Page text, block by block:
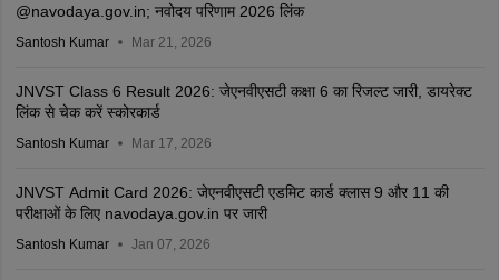
@navodaya.gov.in; नवोदय परिणाम 2026 लिंक
Santosh Kumar Mar 21, 2026
JNVST Class 6 Result 2026: जेएनवीएसटी कक्षा 6 का रिजल्ट जारी, डायरेक्ट
लिंक से चेक करें स्कोरकार्ड
Santosh Kumar Mar 17, 2026
JNVST Admit Card 2026: जेएनवीएसटी एडमिट कार्ड क्लास 9 और 11 की
परीक्षाओं के लिए navodaya.gov.in पर जारी
Santosh Kumar Jan 07, 2026